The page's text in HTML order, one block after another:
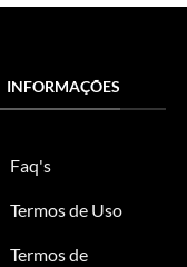
INFORMAÇÕES
Faq's
Termos de Uso
Termos de